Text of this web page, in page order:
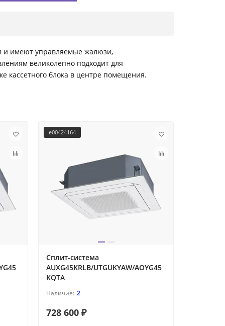
и имеют управляемые жалюзи,
великолепно подходит для
кассетного блока в центре помещения.
e00424164
Сплит-система
AUXG45KRLB/UTGUKYAW/AOYG45
KQTA
2
728 600 ₽